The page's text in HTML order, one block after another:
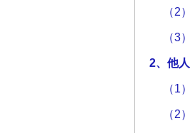
（2
（3
2、他
（1
（2